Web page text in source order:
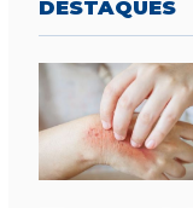
DESTAQUES